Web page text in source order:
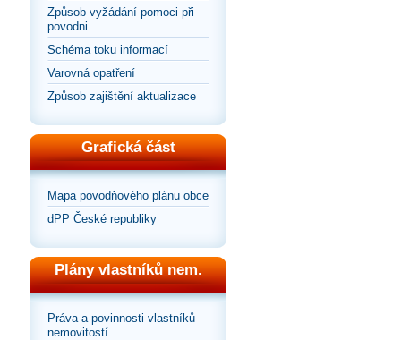
Způsob vyžádání pomoci při
povodni
Schéma toku informací
Varovná opatření
Způsob zajištění aktualizace
Grafická část
Mapa povodňového plánu obce
dPP České republiky
Plány vlastníků nem.
Práva a povinnosti vlastníků
nemovitostí